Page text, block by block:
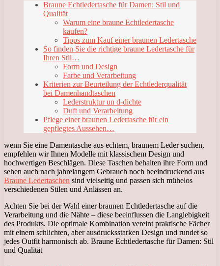
Braune Echtledertasche für Damen: Stil und
Qualität
Warum eine braune Echtledertasche
kaufen?
Tipps zum Kauf einer braunen Ledertasche
So finden Sie die richtige braune Ledertasche für
Ihren Stil…
Form und Design
Farbe und Verarbeitung
Kriterien zur Beurteilung der Echtlederqualität
bei Damenhandtaschen
Lederstruktur un d-dichte
Duft und Verarbeitung
Pflege einer braunen Ledertasche für ein
gepflegtes Aussehen…
wenn Sie eine Damentasche aus echtem, braunem Leder suchen,
empfehlen wir Ihnen Modelle mit klassischem Design und
hochwertigen Beschlägen. Diese Taschen behalten ihre Form und
sehen auch nach jahrelangem Gebrauch noch beeindruckend aus
Braune Ledertaschen sind vielseitig und passen sich mühelos
verschiedenen Stilen und Anlässen an.
Achten Sie bei der Wahl einer braunen Echtledertasche auf die
Verarbeitung und die Nähte – diese beeinflussen die Langlebigkeit
des Produkts. Die optimale Kombination vereint praktische Fächer
mit einem schlichten, aber ausdrucksstarken Design und rundet so
jedes Outfit harmonisch ab. Braune Echtledertasche für Damen: Stil
und Qualität